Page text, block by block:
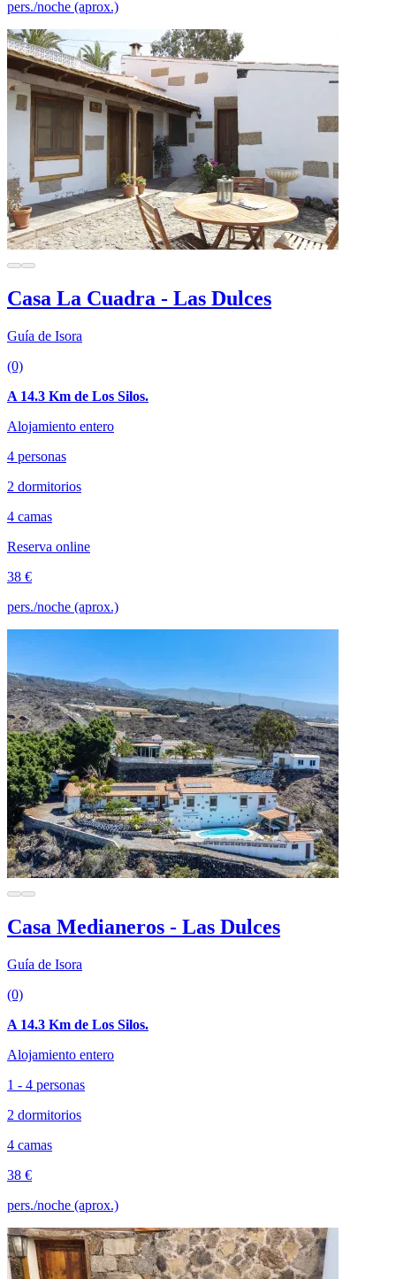
pers./noche (aprox.)
Casa La Cuadra - Las Dulces
Guía de Isora
(0)
A 14.3 Km de Los Silos.
Alojamiento entero
4 personas
2 dormitorios
4 camas
Reserva online
38 €
pers./noche (aprox.)
Casa Medianeros - Las Dulces
Guía de Isora
(0)
A 14.3 Km de Los Silos.
Alojamiento entero
1 - 4 personas
2 dormitorios
4 camas
38 €
pers./noche (aprox.)